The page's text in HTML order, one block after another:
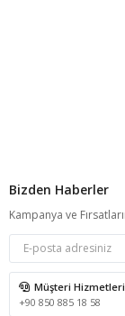
Bizden Haberler
Kampanya ve
Müşteri
+90 850 885 18 58